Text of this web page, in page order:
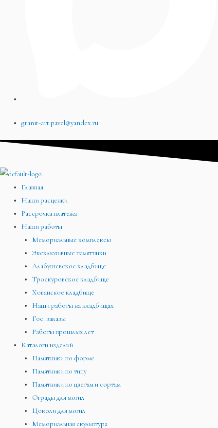
granit-art.pavel@yandex.ru
Главная
Наши расценки
Рассрочка платежа
Наши работы
Мемориальные комплексы
Эксклюзивные памятники
Алабушевское кладбище
Троекуровское кладбище
Хованское кладбище
Наши работы на кладбищах
Гос. заказы
Работы прошлых лет
Каталоги изделий
Памятники по форме
Памятники по типу
Памятники по цветам и сортам
Ограды для могил
Цоколи для могил
Мемориальная скульптура